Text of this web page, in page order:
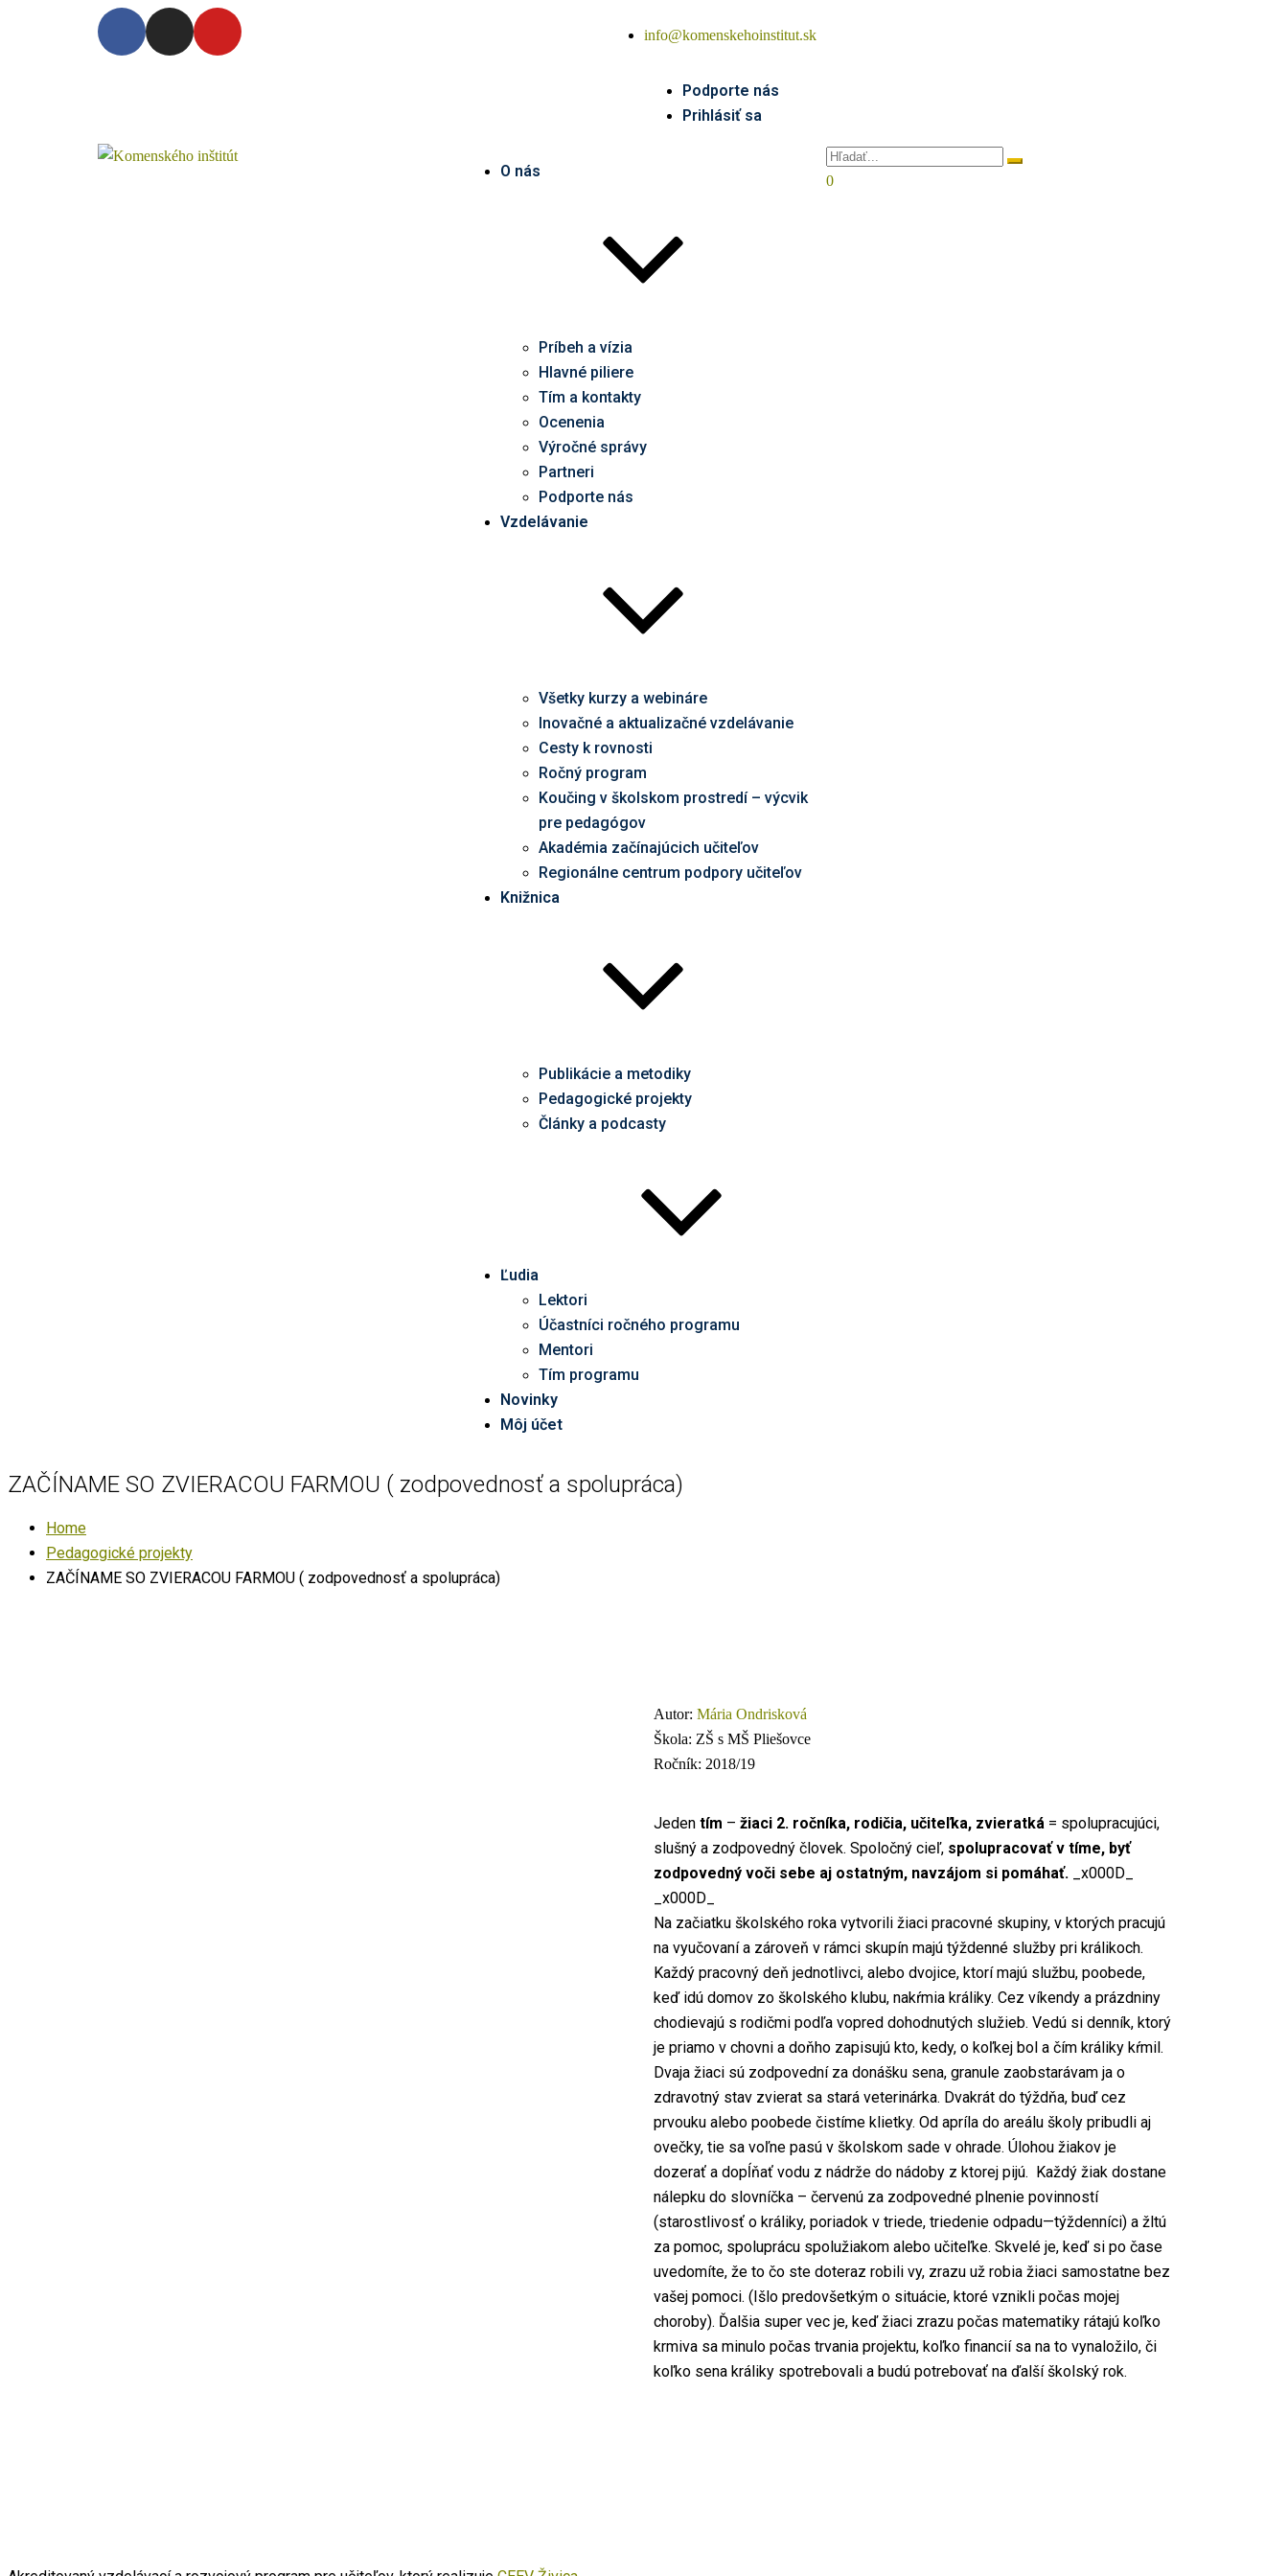
info@komenskehoinstitut.sk
Podporte nás
Prihlásiť sa
O nás
Príbeh a vízia
Hlavné piliere
Tím a kontakty
Ocenenia
Výročné správy
Partneri
Podporte nás
Vzdelávanie
Všetky kurzy a webináre
Inovačné a aktualizačné vzdelávanie
Cesty k rovnosti
Ročný program
Koučing v školskom prostredí – výcvik
pre pedagógov
Akadémia začínajúcich učiteľov
Regionálne centrum podpory učiteľov
Knižnica
Publikácie a metodiky
Pedagogické projekty
Články a podcasty
Ľudia
Lektori
Účastníci ročného programu
Mentori
Tím programu
Novinky
Môj účet
0
ZAČÍNAME SO ZVIERACOU FARMOU ( zodpovednosť a spolupráca)
Home
Pedagogické projekty
ZAČÍNAME SO ZVIERACOU FARMOU ( zodpovednosť a spolupráca)
Autor: Mária Ondrisková
Škola: ZŠ s MŠ Pliešovce
Ročník: 2018/19
Jeden tím – žiaci 2. ročníka, rodičia, učiteľka, zvieratká = spolupracujúci,
slušný a zodpovedný človek. Spoločný cieľ, spolupracovať v tíme, byť
zodpovedný voči sebe aj ostatným, navzájom si pomáhať.
_x000D_
_x000D_
Na začiatku školského roka vytvorili žiaci pracovné skupiny, v ktorých pracujú
na vyučovaní a zároveň v rámci skupín majú týždenné služby pri králikoch.
Každý pracovný deň jednotlivci, alebo dvojice, ktorí majú službu, poobede,
keď idú domov zo školského klubu, nakŕmia králiky. Cez víkendy a prázdniny
chodievajú s rodičmi podľa vopred dohodnutých služieb. Vedú si denník, ktorý
je priamo v chovni a doňho zapisujú kto, kedy, o koľkej bol a čím králiky kŕmil.
Dvaja žiaci sú zodpovední za donášku sena, granule zaobstarávam ja o
zdravotný stav zvierat sa stará veterinárka. Dvakrát do týždňa, buď cez
prvouku alebo poobede čistíme klietky. Od apríla do areálu školy pribudli aj
ovečky, tie sa voľne pasú v školskom sade v ohrade. Úlohou žiakov je
dozerať a dopĺňať vodu z nádrže do nádoby z ktorej pijú. Každý žiak dostane
nálepku do slovníčka – červenú za zodpovedné plnenie povinností
(starostlivosť o králiky, poriadok v triede, triedenie odpadu—týždenníci) a žltú
za pomoc, spoluprácu spolužiakom alebo učiteľke. Skvelé je, keď si po čase
uvedomíte, že to čo ste doteraz robili vy, zrazu už robia žiaci samostatne bez
vašej pomoci. (Išlo predovšetkým o situácie, ktoré vznikli počas mojej
choroby). Ďalšia super vec je, keď žiaci zrazu počas matematiky rátajú koľko
krmiva sa minulo počas trvania projektu, koľko financií sa na to vynaložilo, či
koľko sena králiky spotrebovali a budú potrebovať na ďalší školský rok.